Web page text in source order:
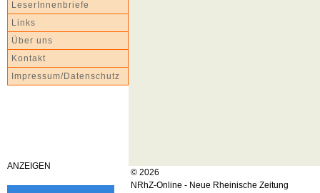
LeserInnenbriefe
Links
Über uns
Kontakt
Impressum/Datenschutz
ANZEIGEN
© 2026
NRhZ-Online - Neue Rheinische Zeitung